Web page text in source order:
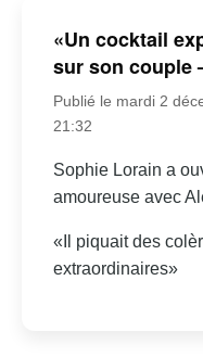
«Un cocktail
sur son couple
Publié le mardi 2
21:32
Sophie Lorain a
amoureuse avec
«Il piquait des
extraordinaires»